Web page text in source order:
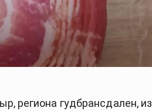
региона гудбрансдален, из